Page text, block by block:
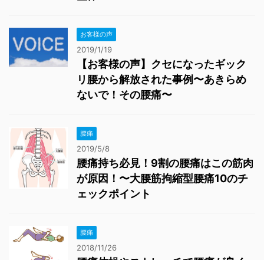
お客様の声
2019/1/19
【お客様の声】クセになったギック
リ腰から解放された事例〜あきらめ
ないで！その腰痛〜
腰痛
2019/5/8
腰痛持ち必見！9割の腰痛はこの筋肉
が原因！〜大腰筋拘縮型腰痛10のチ
ェックポイント
腰痛
2018/11/26